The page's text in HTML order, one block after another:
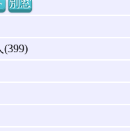
別窓
(399)